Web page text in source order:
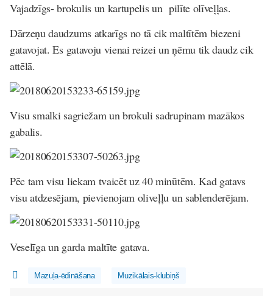
Vajadzīgs- brokulis un kartupelis un pilīte olīveļļas.
Dārzeņu daudzums atkarīgs no tā cik maltītēm biezeni
gatavojat. Es gatavoju vienai reizei un ņēmu tik daudz cik
attēlā.
Visu smalki sagriežam un brokuli sadrupinam mazākos
gabalis.
Pēc tam visu liekam tvaicēt uz 40 minūtēm. Kad gatavs
visu atdzesējam, pievienojam oliveļļu un sablenderējam.
Veselīga un garda maltīte gatava.
Mazuļa-ēdināšana Muzikālais-klubiņš